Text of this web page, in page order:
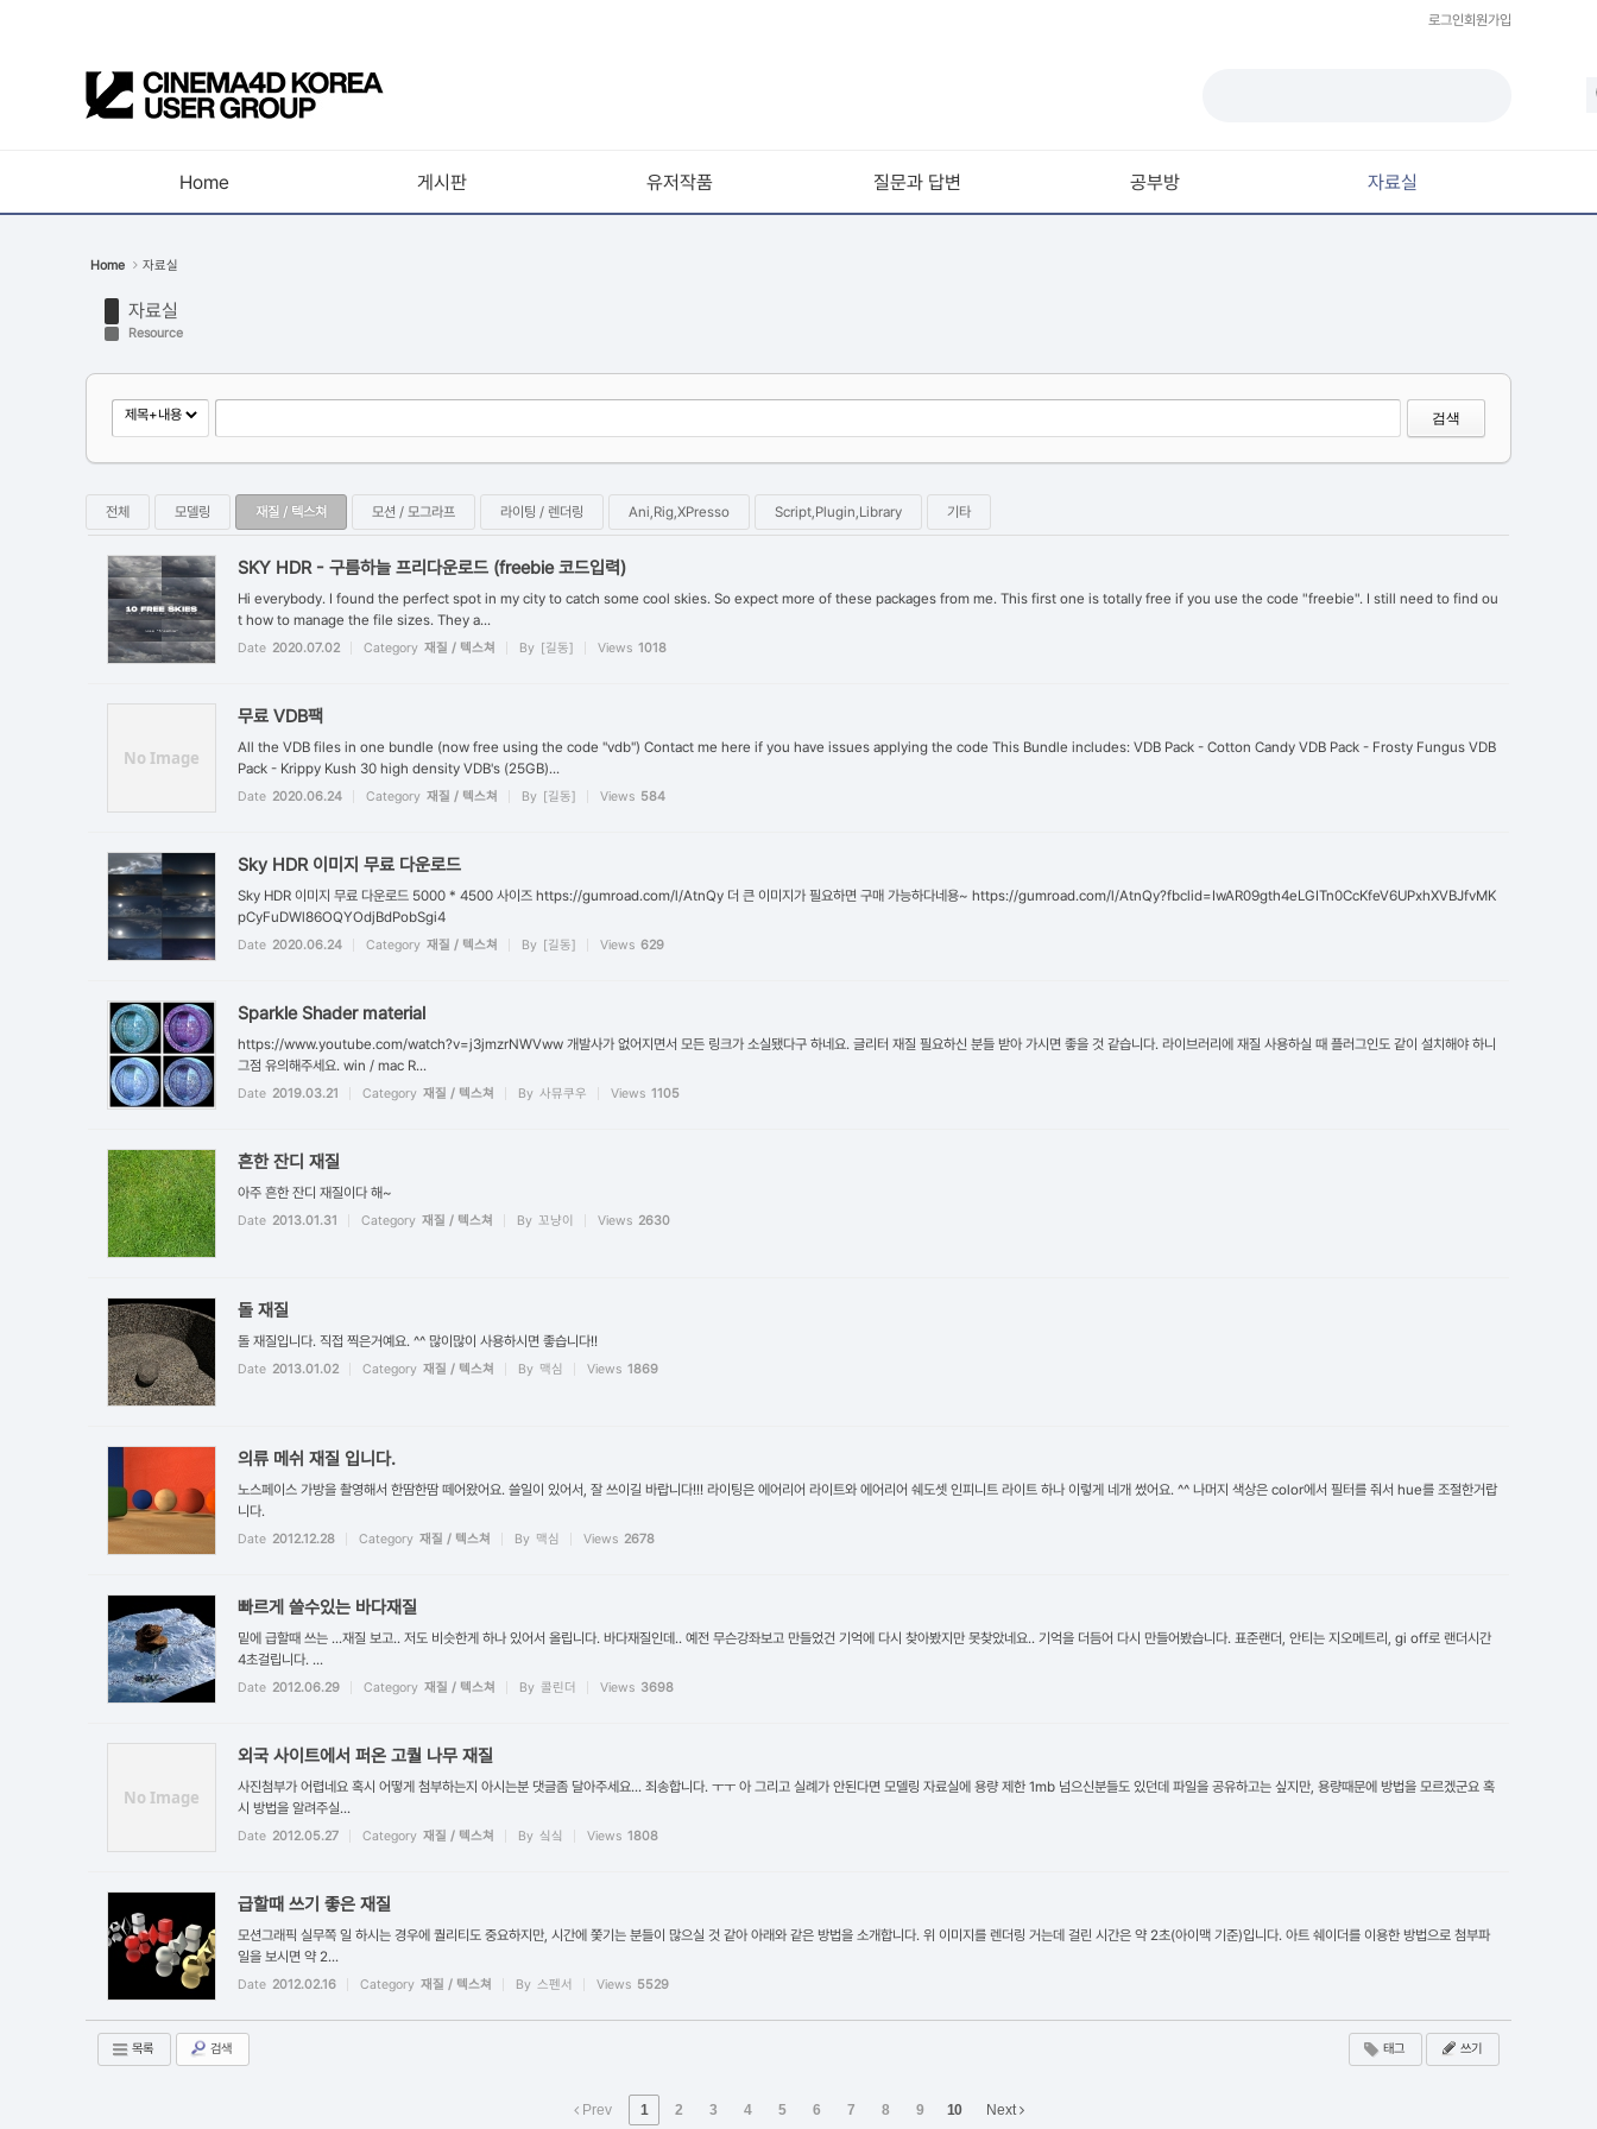
로그인회원가입
Home 게시판
사진첩
유저그룹세미나
유저작품 질문과 답변 공부방 자료실
애니메이션 / 리깅 / XPresso
Home 자료실
자료실
Resource
검색
전체 모델링 재질 / 텍스쳐 모션 / 모그라프 라이팅 / 렌더링 Ani,Rig,XPresso Script,Plugin,Library 기타
SKY HDR - 구름하늘 프리다운로드 (freebie 코드입력)
Hi everybody. I found the perfect spot in my city to catch some cool skies. So expect more of these packages from me. This first one is totally free if you use the code "freebie". I still need to find ou
t how to manage the file sizes. They a...
Date 2020.07.02 Category 재질 / 텍스쳐 By [길동] Views 1018
No Image
무료 VDB팩
All the VDB files in one bundle (now free using the code ''vdb'') Contact me here if you have issues applying the code This Bundle includes: VDB Pack - Cotton Candy VDB Pack - Frosty Fungus VDB
Pack - Krippy Kush 30 high density VDB's (25GB)...
Date 2020.06.24 Category 재질 / 텍스쳐 By [길동] Views 584
Sky HDR 이미지 무료 다운로드
Sky HDR 이미지 무료 다운로드 5000 * 4500 사이즈 https://gumroad.com/l/AtnQy 더 큰 이미지가 필요하면 구매 가능하다네용~ https://gumroad.com/l/AtnQy?fbclid=IwAR09gth4eLGITn0CcKfeV6UPxhXVBJfvMK
pCyFuDWl86OQYOdjBdPobSgi4
Date 2020.06.24 Category 재질 / 텍스쳐 By [길동] Views 629
Sparkle Shader material
https://www.youtube.com/watch?v=j3jmzrNWVww 개발사가 없어지면서 모든 링크가 소실됐다구 하네요. 글리터 재질 필요하신 분들 받아 가시면 좋을 것 같습니다. 라이브러리에 재질 사용하실 때 플러그인도 같이 설치해야 하니
그점 유의해주세요. win / mac R...
Date 2019.03.21 Category 재질 / 텍스쳐 By 사뮤쿠우 Views 1105
흔한 잔디 재질
아주 흔한 잔디 재질이다 해~
Date 2013.01.31 Category 재질 / 텍스쳐 By 꼬냥이 Views 2630
돌 재질
돌 재질입니다. 직접 찍은거예요. ^^ 많이많이 사용하시면 좋습니다!!
Date 2013.01.02 Category 재질 / 텍스쳐 By 맥심 Views 1869
의류 메쉬 재질 입니다.
노스페이스 가방을 촬영해서 한땀한땀 떼어왔어요. 쓸일이 있어서, 잘 쓰이길 바랍니다!!! 라이팅은 에어리어 라이트와 에어리어 쉐도셋 인피니트 라이트 하나 이렇게 네개 썼어요. ^^ 나머지 색상은 color에서 필터를 줘서 hue를 조절한거랍
니다.
Date 2012.12.28 Category 재질 / 텍스쳐 By 맥심 Views 2678
빠르게 쓸수있는 바다재질
밑에 급할때 쓰는 ...재질 보고.. 저도 비슷한게 하나 있어서 올립니다. 바다재질인데.. 예전 무슨강좌보고 만들었건 기억에 다시 찾아봤지만 못찾았네요.. 기억을 더듬어 다시 만들어봤습니다. 표준랜더, 안티는 지오메트리, gi off로 랜더시간
4초걸립니다. ...
Date 2012.06.29 Category 재질 / 텍스쳐 By 콜린더 Views 3698
No Image
외국 사이트에서 퍼온 고퀄 나무 재질
사진첨부가 어렵네요 혹시 어떻게 첨부하는지 아시는분 댓글좀 달아주세요... 죄송합니다. ㅜㅜ 아 그리고 실례가 안된다면 모델링 자료실에 용량 제한 1mb 넘으신분들도 있던데 파일을 공유하고는 싶지만, 용량때문에 방법을 모르겠군요 혹
시 방법을 알려주실...
Date 2012.05.27 Category 재질 / 텍스쳐 By 싴싴 Views 1808
급할때 쓰기 좋은 재질
모션그래픽 실무쪽 일 하시는 경우에 퀄리티도 중요하지만, 시간에 쫓기는 분들이 많으실 것 같아 아래와 같은 방법을 소개합니다. 위 이미지를 렌더링 거는데 걸린 시간은 약 2초(아이맥 기준)입니다. 아트 쉐이더를 이용한 방법으로 첨부파
일을 보시면 약 2...
Date 2012.02.16 Category 재질 / 텍스쳐 By 스펜서 Views 5529
목록 검색 태그 쓰기
Prev 1 2 3 4 5 6 7 8 9 10 Next
Sketchbook5, 스케치북5
Sketchbook5, 스케치북5